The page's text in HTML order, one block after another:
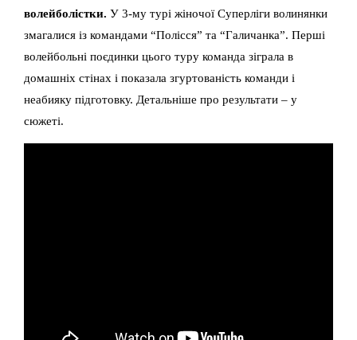
волейболістки. У 3-му турі жіночої Суперліги волинянки
змагалися із командами “Полісся” та “Галичанка”. Перші
волейбольні поєдинки цього туру команда зіграла в
домашніх стінах і показала згуртованість команди і
неабияку підготовку. Детальніше про результати – у
сюжеті.